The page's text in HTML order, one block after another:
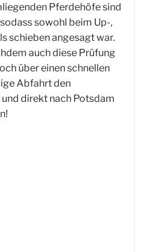
Pferdehöfe sind
sowohl beim Up-,
schieben angesagt war.
auch diese Prüfung
über einen schnellen
Abfahrt den
direkt nach Potsdam